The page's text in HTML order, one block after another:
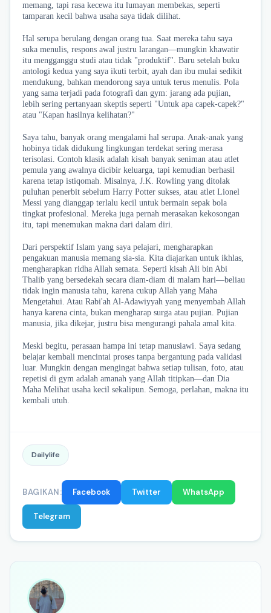
memang, tapi rasa kecewa itu lumayan membekas, seperti
tamparan kecil bahwa usaha saya tidak dilihat.
Hal serupa berulang dengan orang tua. Saat mereka tahu saya
suka menulis, respons awal justru larangan—mungkin khawatir
itu mengganggu studi atau tidak "produktif". Baru setelah buku
antologi kedua yang saya ikuti terbit, ayah dan ibu mulai sedikit
mendukung, bahkan mendorong saya untuk terus menulis. Pola
yang sama terjadi pada fotografi dan gym: jarang ada pujian,
lebih sering pertanyaan skeptis seperti "Untuk apa capek-capek?"
atau "Kapan hasilnya kelihatan?"
Saya tahu, banyak orang mengalami hal serupa. Anak-anak yang
hobinya tidak didukung lingkungan terdekat sering merasa
terisolasi. Contoh klasik adalah kisah banyak seniman atau atlet
pemula yang awalnya dicibir keluarga, tapi kemudian berhasil
karena tetap istiqomah. Misalnya, J.K. Rowling yang ditolak
puluhan penerbit sebelum Harry Potter sukses, atau atlet Lionel
Messi yang dianggap terlalu kecil untuk bermain sepak bola
tingkat profesional. Mereka juga pernah merasakan kekosongan
itu, tapi menemukan makna dari dalam diri.
Dari perspektif Islam yang saya pelajari, mengharapkan
pengakuan manusia memang sia-sia. Kita diajarkan untuk ikhlas,
mengharapkan ridha Allah semata. Seperti kisah Ali bin Abi
Thalib yang bersedekah secara diam-diam di malam hari—beliau
tidak ingin manusia tahu, karena cukup Allah yang Maha
Mengetahui. Atau Rabi'ah Al-Adawiyyah yang menyembah Allah
hanya karena cinta, bukan mengharap surga atau pujian. Pujian
manusia, jika dikejar, justru bisa mengurangi pahala amal kita.
Meski begitu, perasaan hampa ini tetap manusiawi. Saya sedang
belajar kembali mencintai proses tanpa bergantung pada validasi
luar. Mungkin dengan mengingat bahwa setiap tulisan, foto, atau
repetisi di gym adalah amanah yang Allah titipkan—dan Dia
Maha Melihat usaha kecil sekalipun. Semoga, perlahan, makna itu
kembali utuh.
Dailylife
BAGIKAN: Facebook Twitter WhatsApp
Telegram